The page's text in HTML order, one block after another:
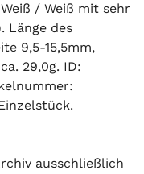
/ Weiß mit sehr
Länge des
9,5-15,5mm,
29,0g. ID:
ausschließlich